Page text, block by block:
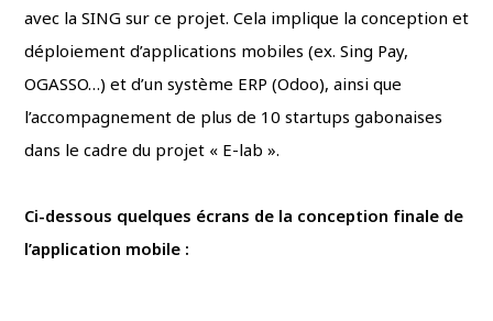
avec la SING sur ce projet. Cela implique la conception et
déploiement d’applications mobiles (ex. Sing Pay,
OGASSO…) et d’un système ERP (Odoo), ainsi que
l’accompagnement de plus de 10 startups gabonaises
dans le cadre du projet « E-lab ».
Ci-dessous quelques écrans de la conception finale de
l’application mobile :